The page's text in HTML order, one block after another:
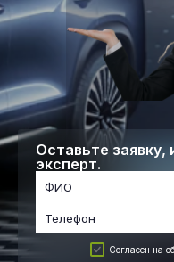
Оставьте
эксперт.
Согласен на